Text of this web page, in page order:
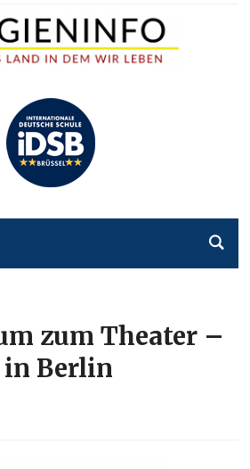
zum Theater –
Berlin